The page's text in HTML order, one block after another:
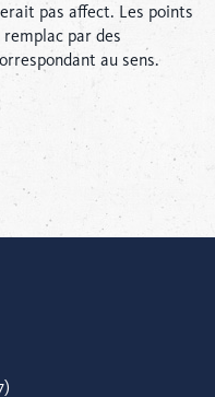
pas affect. Les points
par des
au sens.